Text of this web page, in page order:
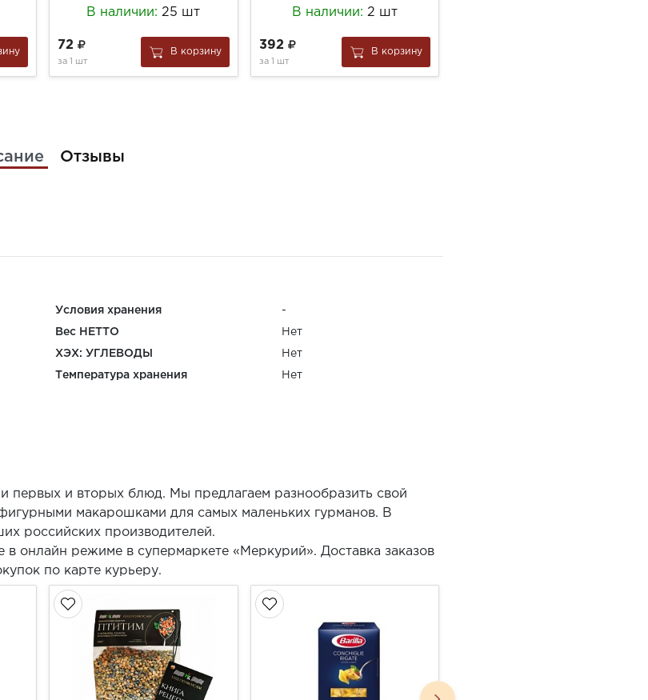
В наличии:25 шт
72
за 1 шт
В корзину
В наличии: 2 шт
392
за 1 шт
В корзину
Отзывы
Условия хранения -
Вес НЕТТО Нет
ХЭХ: УГЛЕВОДЫ Нет
Температура хранения Нет
первых и вторых блюд. Мы предлагаем разнообразить свой
макарошками для самых маленьких гурманов. В
российских производителей.
онлайн режиме в супермаркете «Меркурий». Доставка заказов
по карте курьеру.